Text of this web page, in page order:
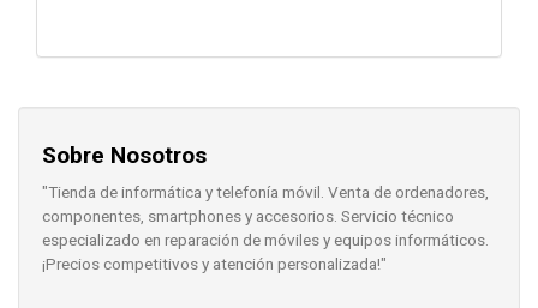
Sobre Nosotros
"Tienda de informática y telefonía móvil. Venta de ordenadores,
componentes, smartphones y accesorios. Servicio técnico
especializado en reparación de móviles y equipos informáticos.
¡Precios competitivos y atención personalizada!"